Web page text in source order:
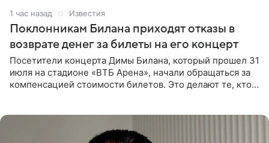
1 час назад Известия
Поклонникам Билана приходят отказы в
возврате денег за билеты на его концерт
Посетители концерта Димы Билана, который прошел 31
июля на стадионе «ВТБ Арена», начали обращаться за
компенсацией стоимости билетов. Это делают те, кто